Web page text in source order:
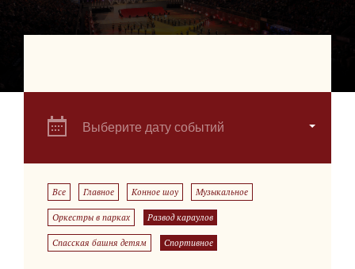
Выберите дату событий
Все Главное Конное шоу Музыкальное
Оркестры в парках Развод караулов
Спасская башня детям Спортивное